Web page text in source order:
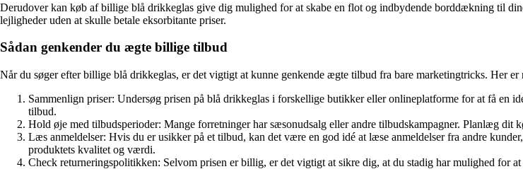
Derudover kan køb af billige blå drikkeglas give dig mulighed for at skabe en flot og indbydende borddækning til
lejligheder uden at skulle betale eksorbitante priser.
Sådan genkender du ægte billige tilbud
Når du søger efter billige blå drikkeglas, er det vigtigt at kunne genkende ægte tilbud fra bare marketingtricks. Her
Sammenlign priser: Undersøg prisen på blå drikkeglas i forskellige butikker eller onlineplatforme for at få
tilbud.
Hold øje med tilbudsperioder: Mange forretninger har sæsonudsalg eller andre tilbudskampagner. Planlæg dit
Læs anmeldelser: Hvis du er usikker på et tilbud, kan det være en god idé at læse anmeldelser fra andre
produktets kvalitet og værdi.
Check returneringspolitikken: Selvom prisen er billig, er det vigtigt at sikre dig, at du stadig har mulighed for